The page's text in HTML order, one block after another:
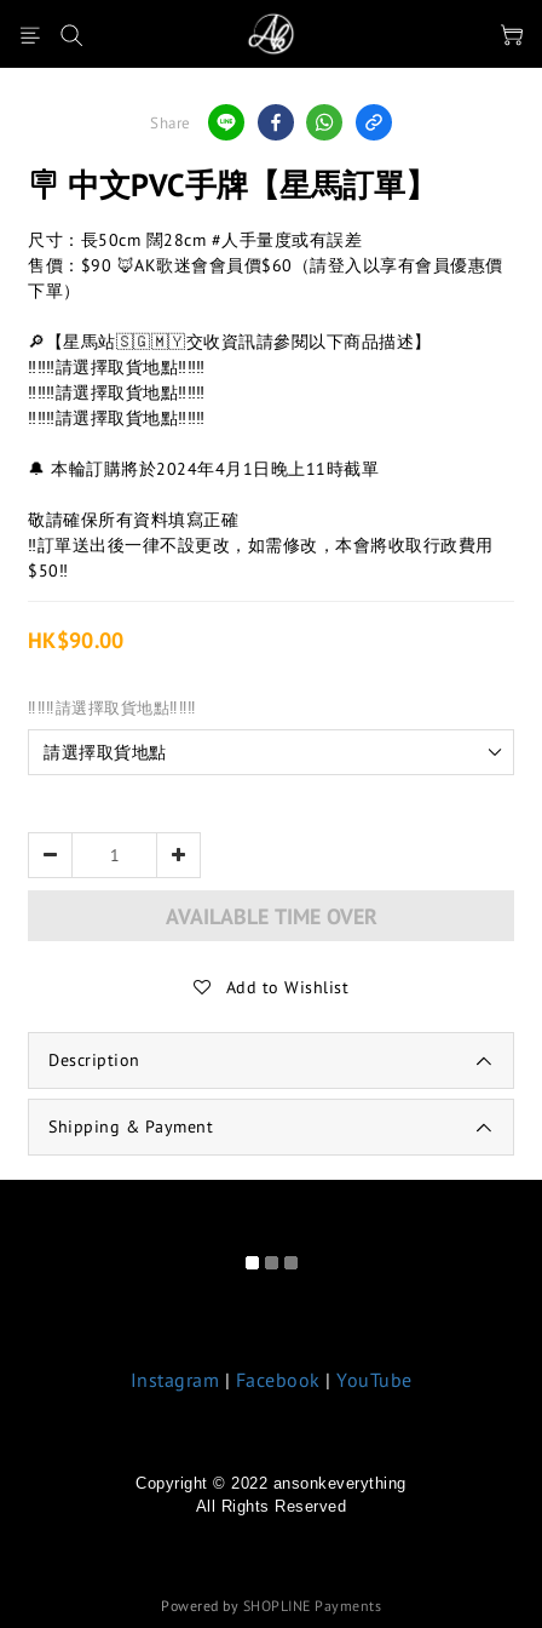
Share
🪧 中文PVC手牌【星馬訂單】
尺寸：長50cm 闊28cm #人手量度或有誤差
售價：$90 🦊AK歌迷會會員價$60（請登入以享有會員優惠價
下單）
🔎【星馬站🇸🇬🇲🇾交收資訊請參閱以下商品描述】
‼️‼️‼️請選擇取貨地點‼️‼️‼️
‼️‼️‼️請選擇取貨地點‼️‼️‼️
‼️‼️‼️請選擇取貨地點‼️‼️‼️
🔔 本輪訂購將於2024年4月1日晚上11時截單
敬請確保所有資料填寫正確
‼️訂單送出後一律不設更改，如需修改，本會將收取行政費用
$50‼️
HK$90.00
‼️‼️‼️請選擇取貨地點‼️‼️‼️
AVAILABLE TIME OVER
Add to Wishlist
Description
Shipping & Payment
Instagram | Facebook | YouTube
Copyright © 2022 ansonkeverything
All Rights Reserved
Powered by SHOPLINE Payments